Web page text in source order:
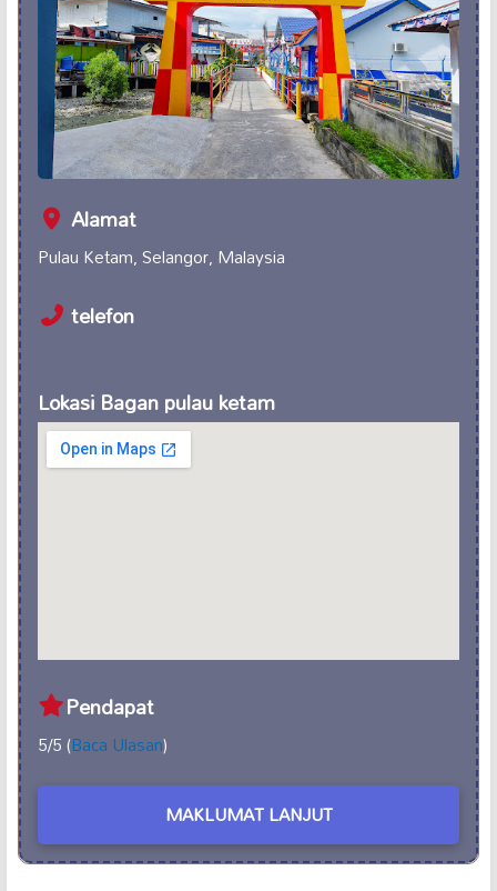
Alamat
Pulau Ketam, Selangor, Malaysia
telefon
Lokasi Bagan pulau ketam
Pendapat
5/5 (Baca Ulasan)
MAKLUMAT LANJUT